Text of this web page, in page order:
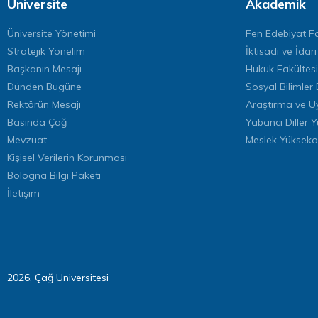
Üniversite
Üniversite Yönetimi
Stratejik Yönelim
Başkanın Mesajı
Dünden Bugüne
Rektörün Mesajı
Basında Çağ
Mevzuat
Kişisel Verilerin Korunması
Bologna Bilgi Paketi
İletişim
Akademik
Fen Edebiyat
İktisadi ve
Hukuk Fakültesi
Sosyal Bilimler
Araştırma ve
Yabancı Diller
Meslek
2026, Çağ Üniversitesi